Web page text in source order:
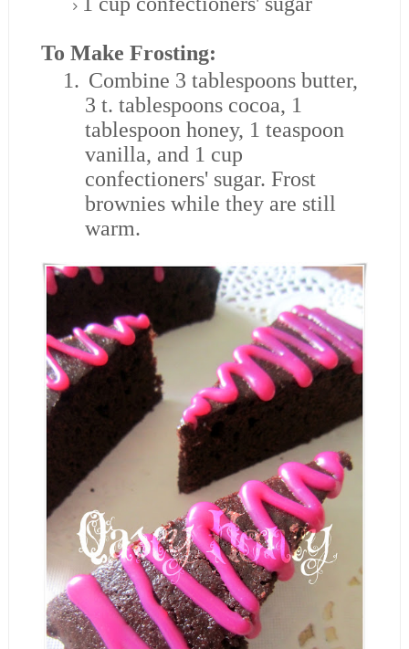
To Make Frosting:
1. Combine 3 tablespoons butter,
3 t. tablespoons cocoa, 1
tablespoon honey, 1 teaspoon
vanilla, and 1 cup
confectioners' sugar. Frost
brownies while they are still
warm.